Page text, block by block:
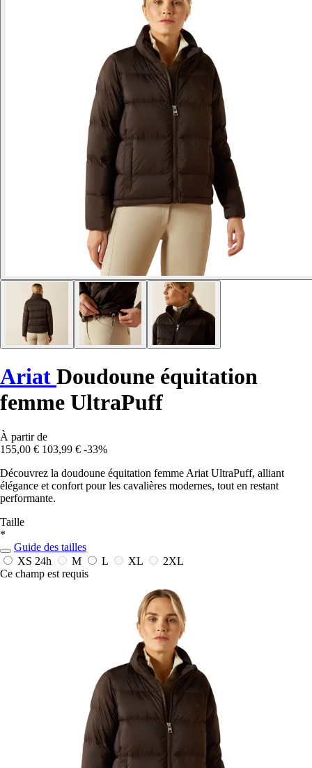
Ariat Doudoune équitation
femme UltraPuff
À partir de
155,00 € 103,99 € -33%
Découvrez la doudoune équitation femme Ariat UltraPuff, alliant
élégance et confort pour les cavalières modernes, tout en restant
performante.
Taille
*
Guide des tailles
XS 24h M L XL
2XL
Ce champ est requis